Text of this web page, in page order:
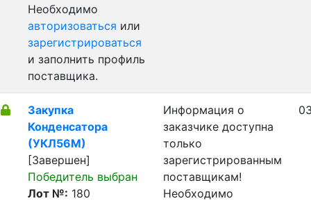
Необходимо
авторизоваться или
зарегистрироваться
и заполнить профиль
поставщика.
Закупка
Конденсатора
(УКЛ56М)
[Завершен]
Победитель выбран
Лот №: 180
Информация о
заказчике доступна
только
зарегистрированным
поставщикам!
Необходимо